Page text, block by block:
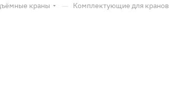
краны — Комплектующие для кранов